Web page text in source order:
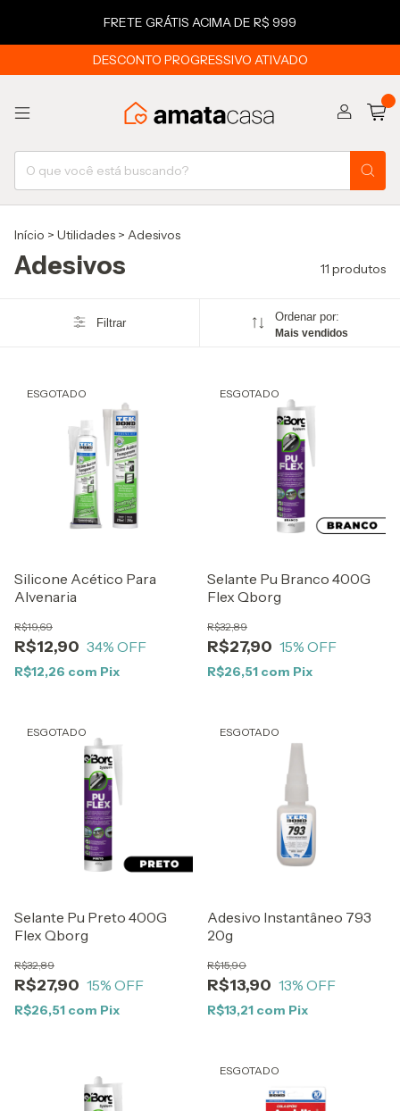
FRETE GRÁTIS ACIMA DE R$ 999
DESCONTO PROGRESSIVO ATIVADO
Início > Utilidades > Adesivos
Adesivos 11 produtos
Filtrar Ordenar por:
Mais vendidos
ESGOTADO
Silicone Acético Para
Alvenaria
R$12,90
R$19,69
34% OFF
R$12,26 com Pix
ESGOTADO
Selante Pu Branco 400G
Flex Qborg
R$27,90
R$32,89
15% OFF
R$26,51 com Pix
ESGOTADO
Selante Pu Preto 400G
Flex Qborg
R$27,90
R$32,89
15% OFF
R$26,51 com Pix
ESGOTADO
Adesivo Instantâneo 793
20g
R$13,90
R$15,90
13% OFF
R$13,21 com Pix
ESGOTADO